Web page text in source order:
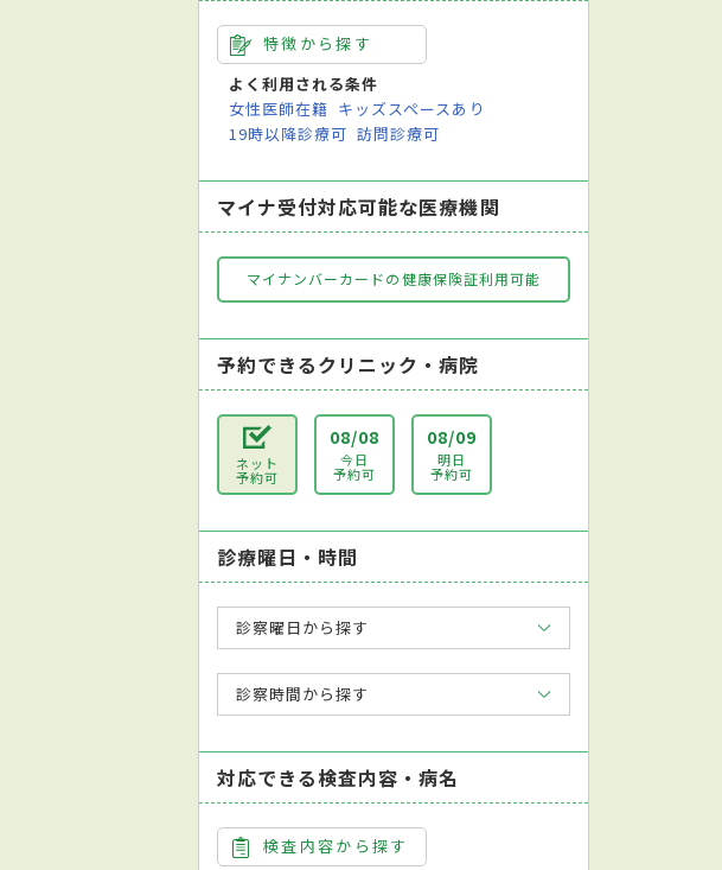
特徴から探す
よく利用される条件
女性医師在籍 キッズスペースあり
19時以降診療可 訪問診療可
マイナ受付対応可能な医療機関
マイナンバーカードの健康保険証利用可能
予約できるクリニック・病院
ネット
予約可
08/08
今日
予約可
08/09
明日
予約可
診療曜日・時間
診察曜日から探す
診察時間から探す
対応できる検査内容・病名
検査内容から探す